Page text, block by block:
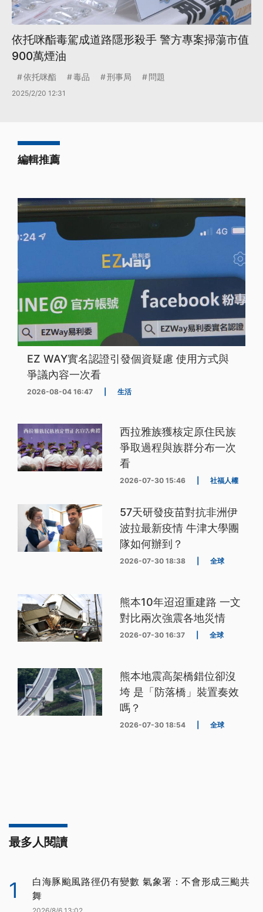
依托咪酯毒駕成道路隱形殺手 警方專案掃蕩市值
900萬煙油
依托咪酯 毒品 刑事局 問題
2025/2/20 12:31
編輯推薦
EZ WAY實名認證引發個資疑慮 使用方式與
爭議內容一次看
2026-08-04 16:47 生活
西拉雅族獲核定原住民族
爭取過程與族群分布一次
看
2026-07-30 15:46 社福人權
57天研發疫苗對抗非洲伊
波拉最新疫情 牛津大學團
隊如何辦到？
2026-07-30 18:38 全球
熊本10年迢迢重建路 一文
對比兩次強震各地災情
2026-07-30 16:37 全球
熊本地震高架橋錯位卻沒
垮 是「防落橋」裝置奏效
嗎？
2026-07-30 18:54 全球
最多人閱讀
1
白海豚颱風路徑仍有變數 氣象署：不會形成三颱共
舞